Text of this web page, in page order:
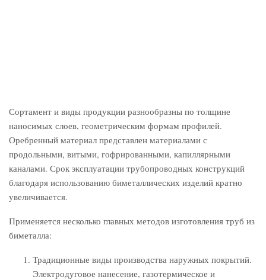
Сортамент и виды продукции разнообразны по толщине
наносимых слоев, геометрическим формам профилей.
Оребренный материал представлен материалами с
продольными, витыми, гофрированными, капиллярными
каналами. Срок эксплуатации трубопроводных конструкций
благодаря использованию биметаллических изделий кратно
увеличивается.
Применяется несколько главных методов изготовления труб из
биметалла:
Традиционные виды производства наружных покрытий.
Электродуговое нанесение, газотермическое и